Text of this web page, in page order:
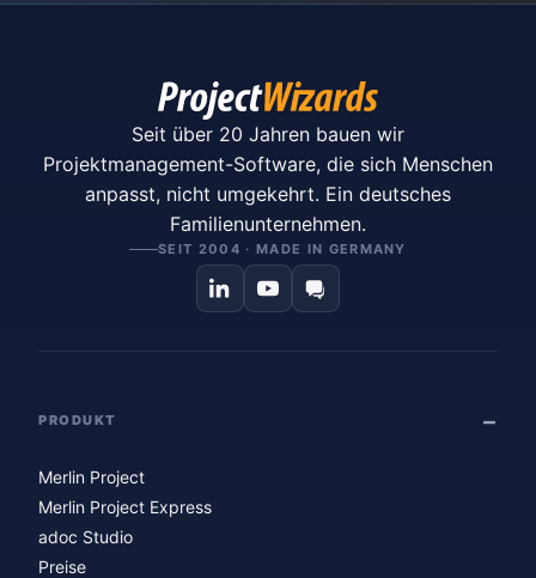
Seit über 20 Jahren bauen wir
Projektmanagement-Software, die sich Menschen
anpasst, nicht umgekehrt. Ein deutsches
Familienunternehmen.
SEIT 2004 · MADE IN GERMANY
PRODUKT
Merlin Project
Merlin Project Express
adoc Studio
Preise